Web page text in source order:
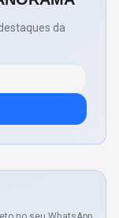
da